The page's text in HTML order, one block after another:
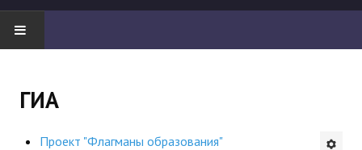
"Боевая" русистика
Будни института
ГИА
Проект "Флагманы образования"